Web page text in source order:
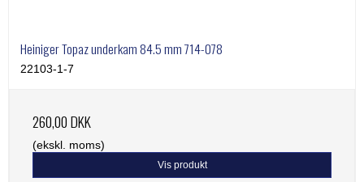
Heiniger Topaz underkam 84.5 mm 714-078
22103-1-7
260,00 DKK
(ekskl. moms)
Vis produkt